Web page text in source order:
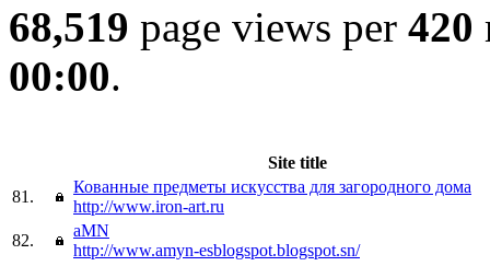
68,519 page views per 420
00:00.
Site title
81.
Кованные предметы искусства для загородного дома
http://www.iron-art.ru
82.
aMN
http://www.amyn-esblogspot.blogspot.sn/